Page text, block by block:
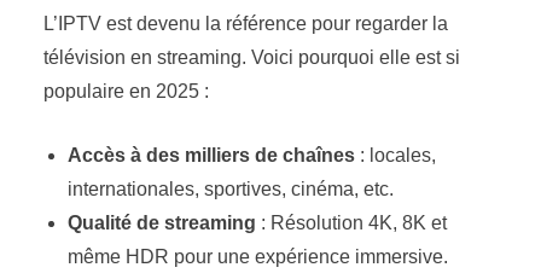
L’IPTV est devenu la référence pour regarder la
télévision en streaming. Voici pourquoi elle est si
populaire en 2025 :
Accès à des milliers de chaînes: locales,
internationales, sportives, cinéma, etc.
Qualité de streaming : Résolution 4K, 8K et
même HDR pour une expérience immersive.